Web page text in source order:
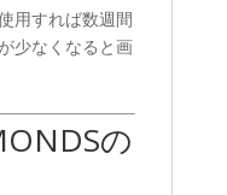
用すれば数週間
少なくなると画
の